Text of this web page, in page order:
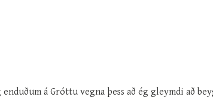
á Gróttu vegna þess að ég gleymdi að